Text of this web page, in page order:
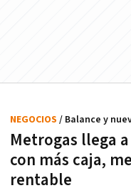
Metrogas llega
con más caja,
rentable
NEGOCIOS / Balance y